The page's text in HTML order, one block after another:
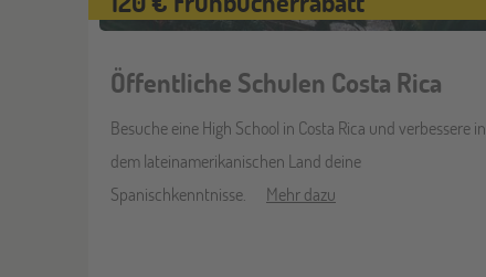
Öffentliche Schulen Costa Rica
Besuche eine High School in Costa Rica und verbessere in
dem lateinamerikanischen Land deine
Spanischkenntnisse.
Mehr dazu